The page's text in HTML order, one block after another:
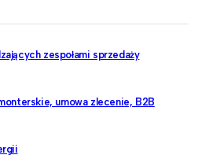
zespołami sprzedaży
umowa zlecenie, B2B